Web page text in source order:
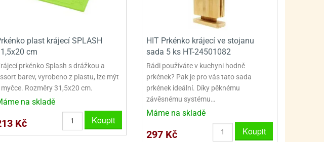
- BUDOVY
- OSTATNÍ
- VÁNOCE
- VELIKONOCE
FORMIČKY
- HNĚTYNKY, NA KOBLIHY
plast krájecí SPLASH
cm
prkénko Splash s drážkou a
barev, vyrobeno z plastu, lze mýt
myčce. Rozměry 31,5x20 cm.
na skladě
Kč Koupit
HIT Prkénko krájecí ve stojanu
sada 5 ks HT-24501082
Rádi používáte v kuchyni hodně
prkének? Pak je pro vás tato sada
prkének ideální. Díky pěknému
závěsnému systému…
Máme na skladě
297 Kč Koupit